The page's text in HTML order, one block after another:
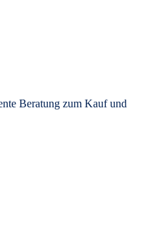
Beratung zum Kauf und